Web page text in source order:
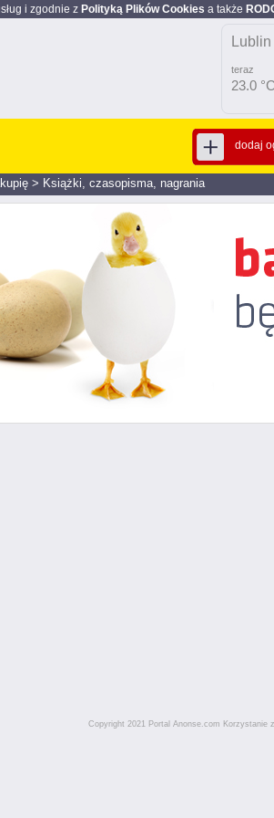
i zgodnie z Polityką Plików Cookies a także
Lublin
teraz
23.0 °C
dodaj
> Książki, czasopisma, nagrania
Copyright 2021 Portal Anonse.com Korzystanie